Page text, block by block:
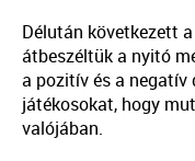
Délután következett
átbeszéltük a nyitó
a pozitív és a negatív
játékosokat, hogy
valójában.